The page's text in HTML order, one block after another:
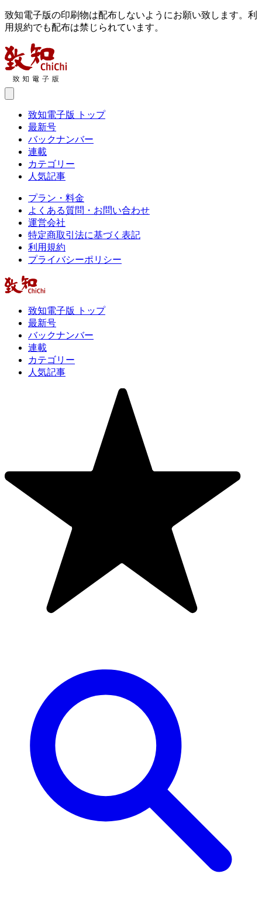
致知電子版の印刷物は配布しないようにお願い致します。利
用規約でも配布は禁じられています。
致知電子版 トップ
最新号
バックナンバー
連載
カテゴリー
人気記事
プラン・料金
よくある質問・お問い合わせ
運営会社
特定商取引法に基づく表記
利用規約
プライバシーポリシー
致知電子版 トップ
最新号
バックナンバー
連載
カテゴリー
人気記事